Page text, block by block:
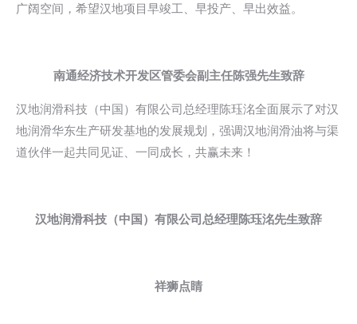
广阔空间，希望汉地项目早竣工、早投产、早出效益。
南通经济技术开发区管委会副主任陈强先生致辞
汉地润滑科技（中国）有限公司总经理陈珏洺全面展示了对汉
地润滑华东生产研发基地的发展规划，强调汉地润滑油将与渠
道伙伴一起共同见证、一同成长，共赢未来！
汉地润滑科技（中国）有限公司总经理陈珏洺先生致辞
祥狮点睛